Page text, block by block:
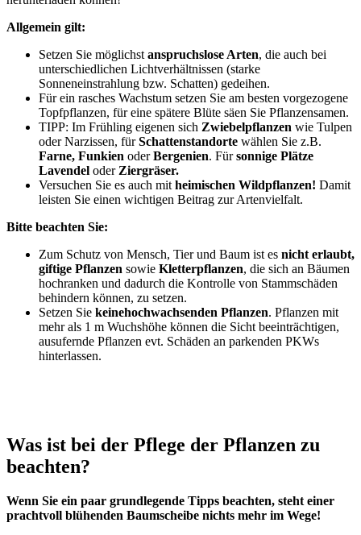
Allgemein gilt:
Setzen Sie möglichst anspruchslose Arten, die auch bei
unterschiedlichen Lichtverhältnissen (starke
Sonneneinstrahlung bzw. Schatten) gedeihen.
Für ein rasches Wachstum setzen Sie am besten vorgezogene
Topfpflanzen, für eine spätere Blüte säen Sie Pflanzensamen.
TIPP: Im Frühling eigenen sich Zwiebelpflanzen wie Tulpen
oder Narzissen, fürSchattenstandorte wählen Sie z.B.
Farne, Funkien oderBergenien. Fürsonnige Plätze
Lavendel oderZiergräser.
Versuchen Sie es auch mit heimischen Wildpflanzen! Damit
leisten Sie einen wichtigen Beitrag zur Artenvielfalt.
Bitte beachten Sie:
Zum Schutz von Mensch, Tier und Baum ist es nicht erlaubt,
giftige Pflanzen sowie Kletterpflanzen, die sich an Bäumen
hochranken und dadurch die Kontrolle von Stammschäden
behindern können, zu setzen.
Setzen Sie keinehochwachsenden Pflanzen. Pflanzen mit
mehr als 1 m Wuchshöhe können die Sicht beeinträchtigen,
ausufernde Pflanzen evt. Schäden an parkenden PKWs
hinterlassen.
Was ist bei der Pflege der Pflanzen zu
beachten?
Wenn Sie ein paar grundlegende Tipps beachten, steht einer
prachtvoll blühenden Baumscheibe nichts mehr im Wege!